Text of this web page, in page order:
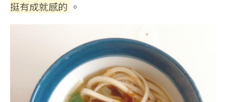
挺有成就感的 。